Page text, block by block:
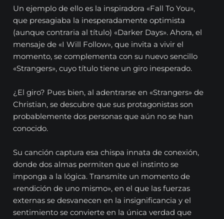
Un ejemplo de ello es la inspiradora «Fall To You»,
que presagiaba la inesperadamente optimista
(aunque contraria al título) «Darker Days». Ahora, el
mensaje de «I Will Follow», que invita a vivir el
momento, se complementa con su nuevo sencillo
«Strangers», cuyo título tiene un giro inesperado.
¿El giro? Pues bien, al adentrarse en «Strangers» de
Christian, se descubre que sus protagonistas son
probablemente dos personas que aún no se han
conocido.
Su canción captura esa chispa innata de conexión,
donde dos almas permiten que el instinto se
imponga a la lógica. Transmite un momento de
«rendición de uno mismo», en el que las fuerzas
externas se desvanecen en la insignificancia y el
sentimiento se convierte en la única verdad que